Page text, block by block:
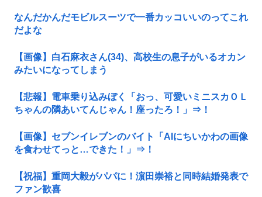
なんだかんだモビルスーツで一番カッコいいのってこれ
だよな
【画像】白石麻衣さん(34)、高校生の息子がいるオカン
みたいになってしまう
【悲報】電車乗り込みぼく「おっ、可愛いミニスカＯＬ
ちゃんの隣あいてんじゃん！座ったろ！」⇒！
【画像】セブンイレブンのバイト「AIにちいかわの画像
を食わせてっと…できた！」⇒！
【祝福】重岡大毅がパパに！濵田崇裕と同時結婚発表で
ファン歓喜